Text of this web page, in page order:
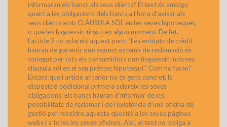
informaran els bancs als seus clients? El text és ambigu
quant a les obligacions dels bancs a l’hora d’avisar als
seus clients amb CLÀUSULA SÒL en les seves hipoteques,
o que les haguessin tingut en algun moment. De fet,
l’article 3 no aclareix aquest punt: “Les entitats de crèdit
hauran de garantir que aquest sistema de reclamació és
conegut per tots els consumidors que tinguessin incloses
clàusula sòl en el seu préstec hipotecari.” Com ho faran?
Encara que l’article anterior no és gens concret, la
disposició addicional primera aclareix les seves
obligacions. Els bancs hauran d’informar de les
possibilitats de reclamar i de l’existència d’una oficina de
gestió per resoldre aquesta qüestió a les seves pàgines
webs i a totes les seves oficines. Així, el text no obliga a